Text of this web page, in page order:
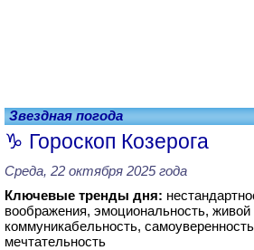
Звездная погода
Гороскоп Козерога
Среда, 22 октября 2025 года
Ключевые тренды дня:
воображения, эмоциональность, живой
коммуникабельность,
мечтательность